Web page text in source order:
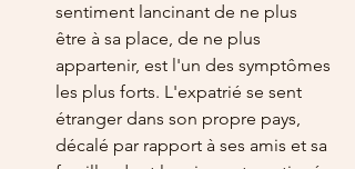
sentiment lancinant de ne plus
être à sa place, de ne plus
appartenir, est l'un des symptômes
les plus forts. L'expatrié se sent
étranger dans son propre pays,
décalé par rapport à ses amis et sa